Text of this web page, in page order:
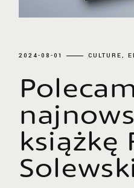
2024-08-01 CULTURE
książkę